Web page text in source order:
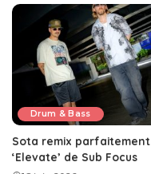
Drum & Bass
Sota remix parfaitement
‘Elevate’ de Sub Focus